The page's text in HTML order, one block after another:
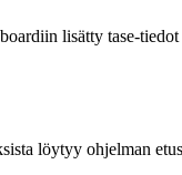
lisätty tase-tiedot
löytyy ohjelman